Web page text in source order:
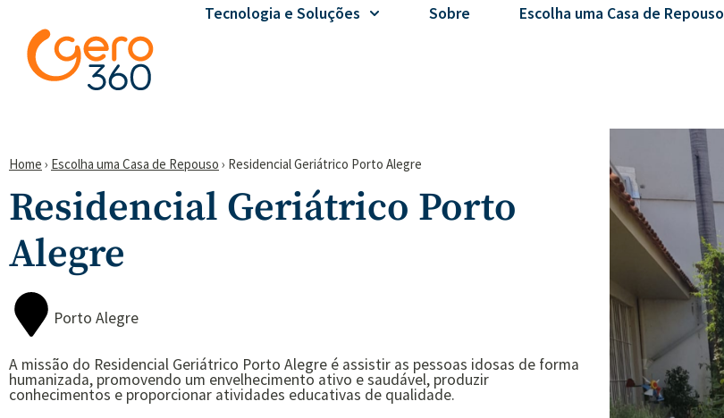
Tecnologia e Soluções Sobre Escolha uma Casa de Repouso
Home › Escolha uma Casa de Repouso › Residencial Geriátrico Porto Alegre
Residencial Geriátrico Porto
Alegre
Porto Alegre
A missão do Residencial Geriátrico Porto Alegre é assistir as pessoas idosas de forma
humanizada, promovendo um envelhecimento ativo e saudável, produzir
conhecimentos e proporcionar atividades educativas de qualidade.